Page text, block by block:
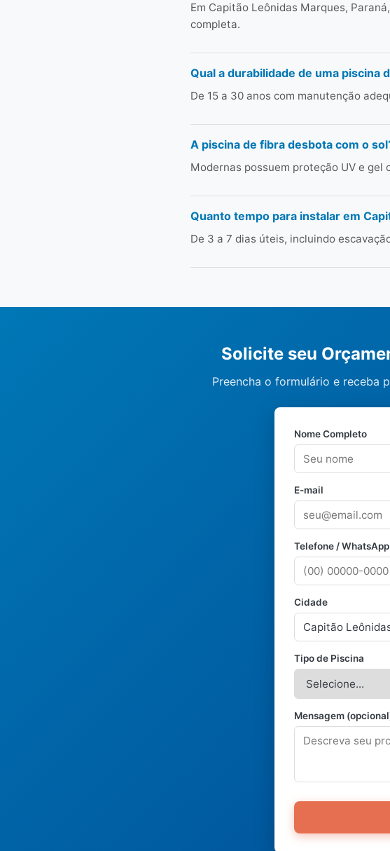
Em Capitão Leônidas Marques,
completa.
Qual a durabilidade de uma piscina
De 15 a 30 anos com manutenção
A piscina de fibra desbota com o
Modernas possuem proteção UV e
Quanto tempo para instalar em
De 3 a 7 dias úteis, incluindo
Solicite seu
Preencha o formulário e receba
Nome Completo
E-mail
Telefone / WhatsApp
Cidade
Tipo de Piscina
Mensagem